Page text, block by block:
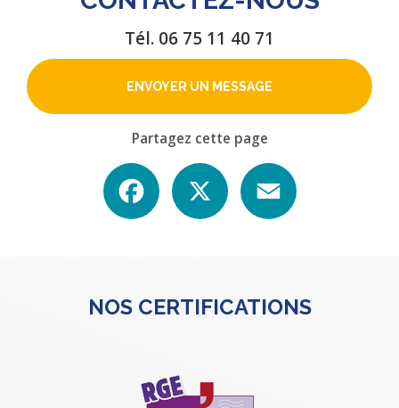
Tél. 06 75 11 40 71
ENVOYER UN MESSAGE
Partagez cette page
Facebook
NOS CERTIFICATIONS